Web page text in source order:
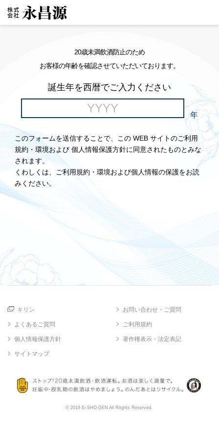
20歳未満飲酒防止のため
お客様の年齢を確認させていただいております。
誕生年を西暦でご入力ください
年
このフォームを送信することで、この WEB サイトのご利用
規約・環境および 個人情報保護方針に同意されたものとみな
されます。
くわしくは、ご利用規約・環境および個人情報の保護をお読
みください。
キリン お問い合わせ・ご質問
よくあるご質問 ご利用規約
個人情報保護方針 著作権表示・法定表記
サイトマップ
© 2019 Ei-SHO-GEN All Ritghts Reserved.